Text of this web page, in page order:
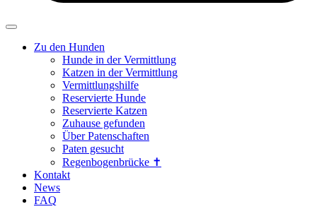
Zu den Hunden
Hunde in der Vermittlung
Katzen in der Vermittlung
Vermittlungshilfe
Reservierte Hunde
Reservierte Katzen
Zuhause gefunden
Über Patenschaften
Paten gesucht
Regenbogenbrücke ✝
Kontakt
News
FAQ